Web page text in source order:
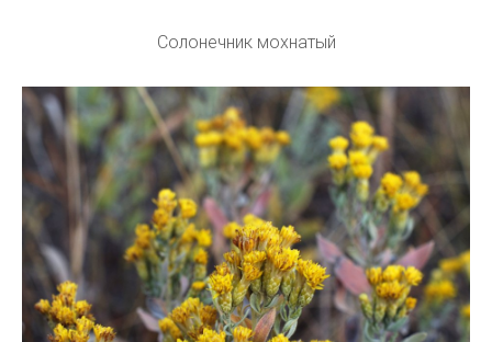
Солонечник мохнатый